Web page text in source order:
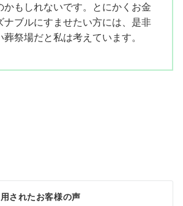
かもしれないです。とにかくお金
ナブルにすませたい方には、是非
祭場だと私は考えています。
されたお客様の声